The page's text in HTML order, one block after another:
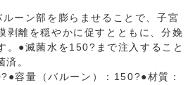
ーン部を膨らませることで、子宮
剥離を穏やかに促すとともに、分娩
。●滅菌水を150?まで注入すること
。
容量（バルーン）：150?●材質：